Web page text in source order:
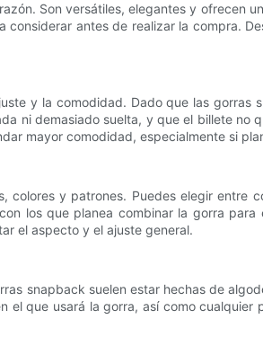
Son versátiles, elegantes y ofrecen
antes de realizar la compra.
y la comodidad. Dado que las gorras
ni demasiado suelta, y que el billete no
mayor comodidad, especialmente si
y patrones. Puedes elegir entre
los que planea combinar la gorra
el aspecto y el ajuste general.
snapback suelen estar hechas de
que usará la gorra, así como